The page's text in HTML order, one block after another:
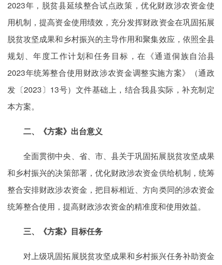
2023年，脱贫县延续整合试点政策，优化财政涉农资金使
用机制，提高资金使用绩效，充分发挥财政资金在巩固拓展
脱贫攻坚成果和乡村振兴的主导作用和聚集效应，依照全县
规划、年度工作计划和任务目标，在《通道侗族自治县
2023年统筹整合使用财政涉农资金调整实施方案》（通政
发〔2023〕13号）文件基础上，结合我县实际，补充制定
本方案。
二、《方案》出台意义
全面贯彻中央、省、市、县关于巩固拓展脱贫攻坚成果
和乡村振兴的决策部署，优化财政涉农资金供给机制，统筹
整合安排财政涉农资金，把目标相近、方向类同的涉农资金
统筹整合使用，提高财政涉农资金的精准度和使用效益。
三、《方案》目标任务
对上级巩固拓展脱贫攻坚成果和乡村振兴任务补助资金